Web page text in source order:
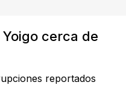
cerca de
reportados